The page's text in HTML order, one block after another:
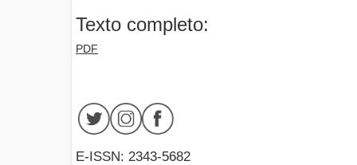
Texto completo:
PDF
E-ISSN: 2343-5682